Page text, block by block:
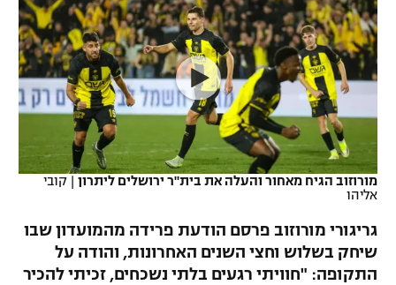
VOD
רץ ברשת
תוצאות
לוח שידורים
נבחרת ישראל
מכבי חיפה
בית"ר ירושלים
מכבי תל אביב
הפועל תל אביב
הפועל חיפה
הפועל באר שבע
ליגה ספרדית
ליגה איטלקית
ליגה צרפתית
ליגה הולנדית
ליגה סינית
כדורסל נשים
מכבי תל אביב
הפועל חולון
הפועל ירושלים
דני אבדיה
יורוליג
יורוקאפ
טניס
כדוריד
כדורעף
שחייה
אגרוף
מורוזוב הגיח מאחור והעלה את בית"ר ירושלים ליתרון | קובי
אליהו
גריגורי מורוזוב פרסם הודעת פרידה מהמועדון שבו
שיחק בשלוש וחצי השנים האחרונות, והודה על
התקופה: "חוויתי רגעים בלתי נשכחים, זכיתי להכיר